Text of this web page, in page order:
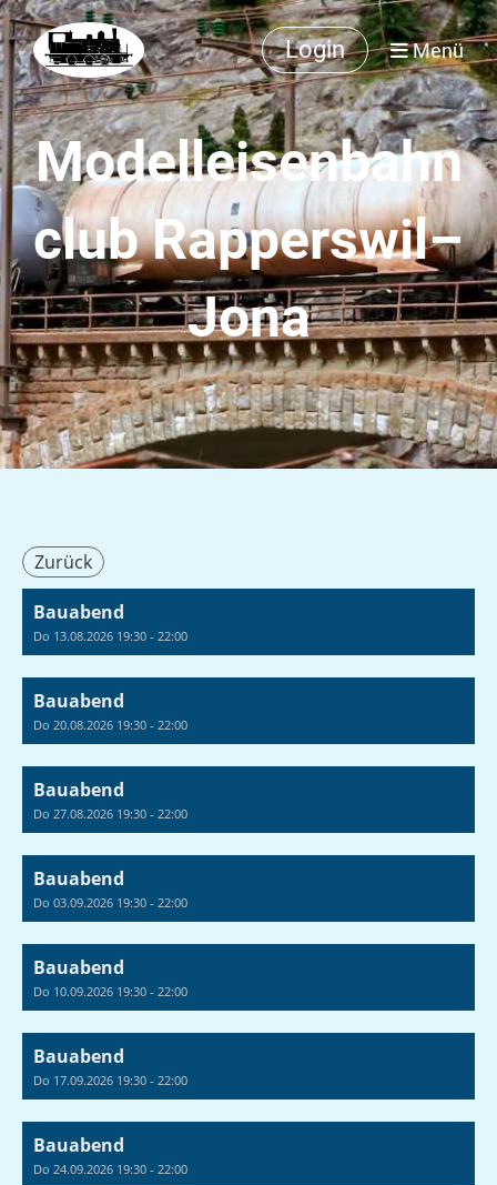
Login Menü
Modelleisenbahn
club Rapperswil–
Jona
Zurück
Bauabend
Do 13.08.2026 19:30 - 22:00
Bauabend
Do 20.08.2026 19:30 - 22:00
Bauabend
Do 27.08.2026 19:30 - 22:00
Bauabend
Do 03.09.2026 19:30 - 22:00
Bauabend
Do 10.09.2026 19:30 - 22:00
Bauabend
Do 17.09.2026 19:30 - 22:00
Bauabend
Do 24.09.2026 19:30 - 22:00